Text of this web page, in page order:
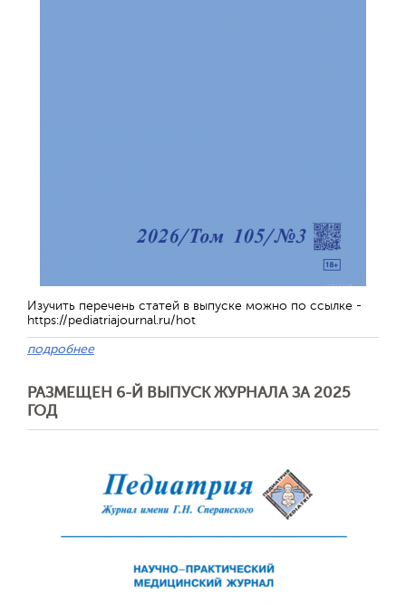
Изучить перечень статей в выпуске можно по ссылке -
https://pediatriajournal.ru/hot
подробнее
РАЗМЕЩЕН 6-Й ВЫПУСК ЖУРНАЛА ЗА 2025
ГОД